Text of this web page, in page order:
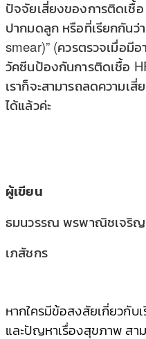
ปัจจัยเสี่ยงของการติดเชื้
ปากมดลูก หรือที่เรียกกันว่
smear)” (ควรตรวจเมื่อมี
วัคซีนป้องกันการติดเชื้อ
เราก็จะสามารถลดความเ
ได้แล้วค่ะ
ผู้เขียน
ธมนวรรณ พรพาณิชเจริญ
เภสัชกร
หากใครมีข้อสงสัยเกี่ยวกั
และปัญหาเรื่องสุขภาพ สา